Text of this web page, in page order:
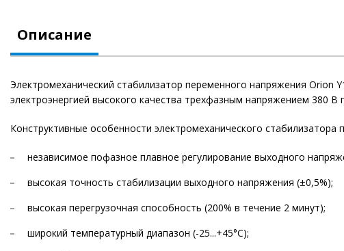
Описание
Электромеханический стабилизатор переменного напряжения
электроэнергией высокого качества трехфазным напряжением 380 В
Конструктивные особенности электромеханического
независимое пофазное плавное регулирование выходного
высокая точность стабилизации выходного напряжения (±0,5%);
высокая перегрузочная способность (200% в течение 2 минут);
широкий температурный диапазон (-25...+45°С);